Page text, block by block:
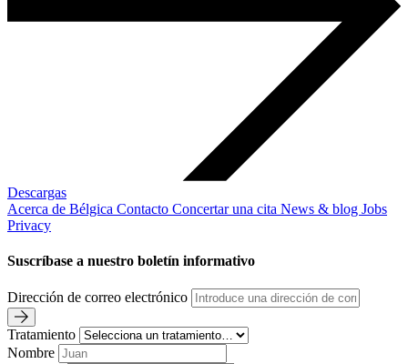
Descargas
Acerca de Bélgica Contacto Concertar una cita News & blog Jobs
Privacy
Suscríbase a nuestro boletín informativo
Dirección de correo electrónico
Tratamiento
Nombre